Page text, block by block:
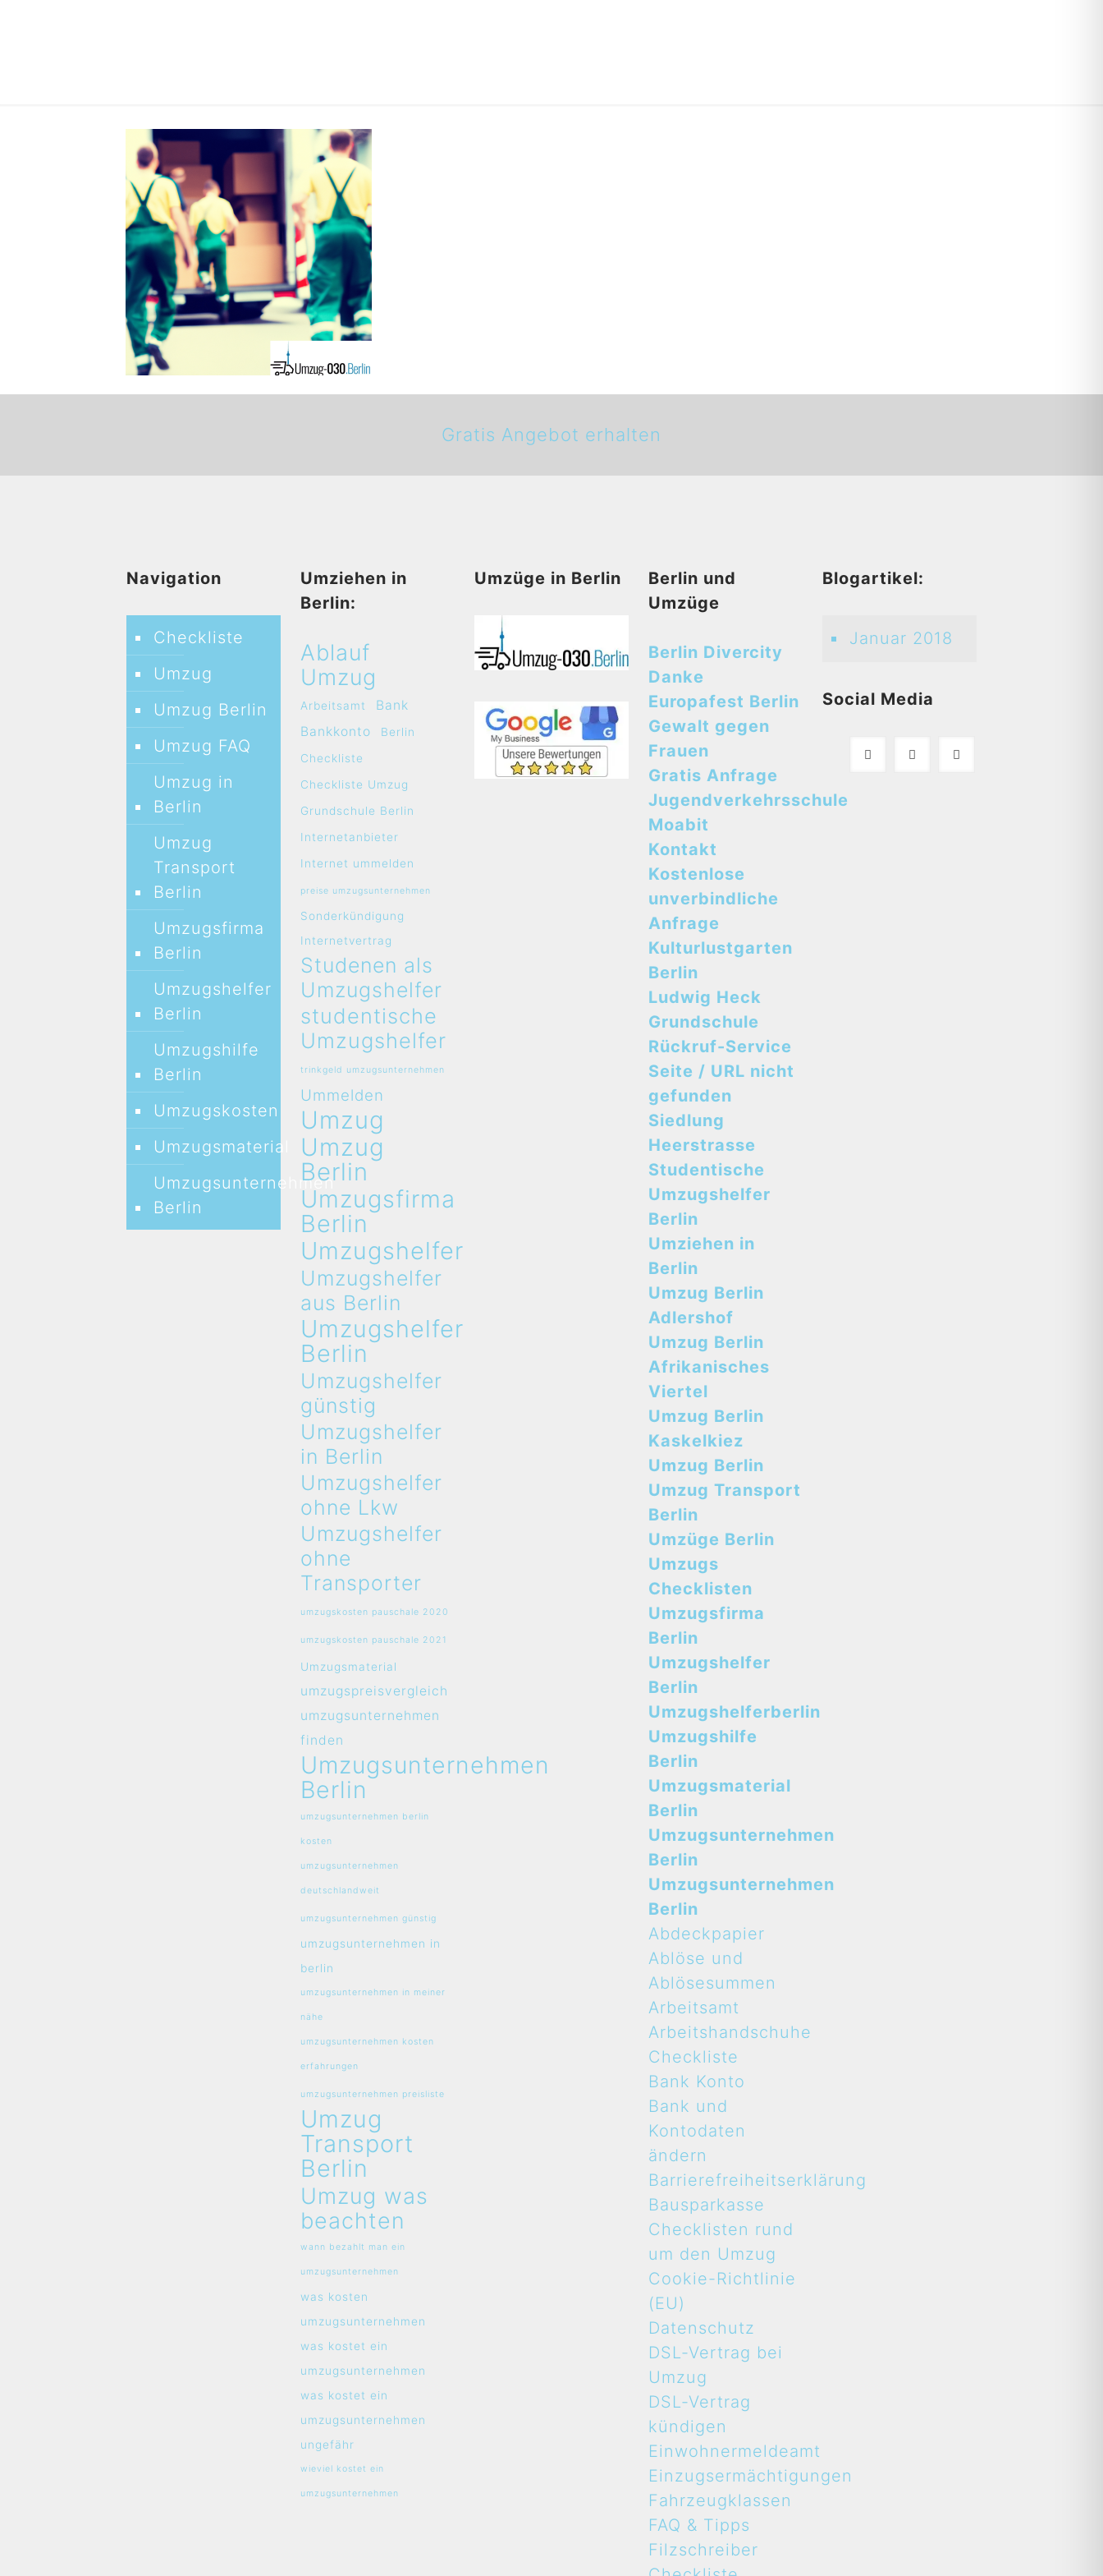
Gratis Angebot erhalten
Navigation
Checkliste
Umzug
Umzug Berlin
Umzug FAQ
Umzug in
Berlin
Umzug
Transport
Berlin
Umzugsfirma
Berlin
Umzugshelfer
Berlin
Umzugshilfe
Berlin
Umzugskosten
Umzugsmaterial
Umzugsunternehmen
Berlin
Umziehen in
Berlin:
Ablauf
Umzug
Arbeitsamt
Bank
Bankkonto
Berlin
Checkliste
Checkliste Umzug
Grundschule Berlin
Internetanbieter
Internet ummelden
preise umzugsunternehmen
Sonderkündigung
Internetvertrag
Studenen als
Umzugshelfer
studentische
Umzugshelfer
trinkgeld umzugsunternehmen
Ummelden
Umzug
Umzug
Berlin
Umzugsfirma
Berlin
Umzugshelfer
Umzugshelfer
aus Berlin
Umzugshelfer
Berlin
Umzugshelfer
günstig
Umzugshelfer
in Berlin
Umzugshelfer
ohne Lkw
Umzugshelfer
ohne
Transporter
umzugskosten pauschale 2020
umzugskosten pauschale 2021
Umzugsmaterial
umzugspreisvergleich
umzugsunternehmen
finden
Umzugsunternehmen
Berlin
umzugsunternehmen berlin
kosten
umzugsunternehmen
deutschlandweit
umzugsunternehmen günstig
umzugsunternehmen in
berlin
umzugsunternehmen in meiner
nähe
umzugsunternehmen kosten
erfahrungen
umzugsunternehmen preisliste
Umzug
Transport
Berlin
Umzug was
beachten
wann bezahlt man ein
umzugsunternehmen
was kosten
umzugsunternehmen
was kostet ein
umzugsunternehmen
was kostet ein
umzugsunternehmen
ungefähr
wieviel kostet ein
umzugsunternehmen
Umzüge in Berlin
Berlin und
Umzüge
Berlin Divercity
Danke
Europafest Berlin
Gewalt gegen
Frauen
Gratis Anfrage
Jugendverkehrsschule
Moabit
Kontakt
Kostenlose
unverbindliche
Anfrage
Kulturlustgarten
Berlin
Ludwig Heck
Grundschule
Rückruf-Service
Seite / URL nicht
gefunden
Siedlung
Heerstrasse
Studentische
Umzugshelfer
Berlin
Umziehen in
Berlin
Umzug Berlin
Adlershof
Umzug Berlin
Afrikanisches
Viertel
Umzug Berlin
Kaskelkiez
Umzug Berlin
Umzug Transport
Berlin
Umzüge Berlin
Umzugs
Checklisten
Umzugsfirma
Berlin
Umzugshelfer
Berlin
Umzugshelferberlin
Umzugshilfe
Berlin
Umzugsmaterial
Berlin
Umzugsunternehmen
Berlin
Umzugsunternehmen
Berlin
Abdeckpapier
Ablöse und
Ablösesummen
Arbeitsamt
Arbeitshandschuhe
Checkliste
Bank Konto
Bank und
Kontodaten
ändern
Barrierefreiheitserklärung
Bausparkasse
Checklisten rund
um den Umzug
Cookie-Richtlinie
(EU)
Datenschutz
DSL-Vertrag bei
Umzug
DSL-Vertrag
kündigen
Einwohnermeldeamt
Einzugsermächtigungen
Fahrzeugklassen
FAQ & Tipps
Filzschreiber
Blogartikel:
Januar 2018
Social Media